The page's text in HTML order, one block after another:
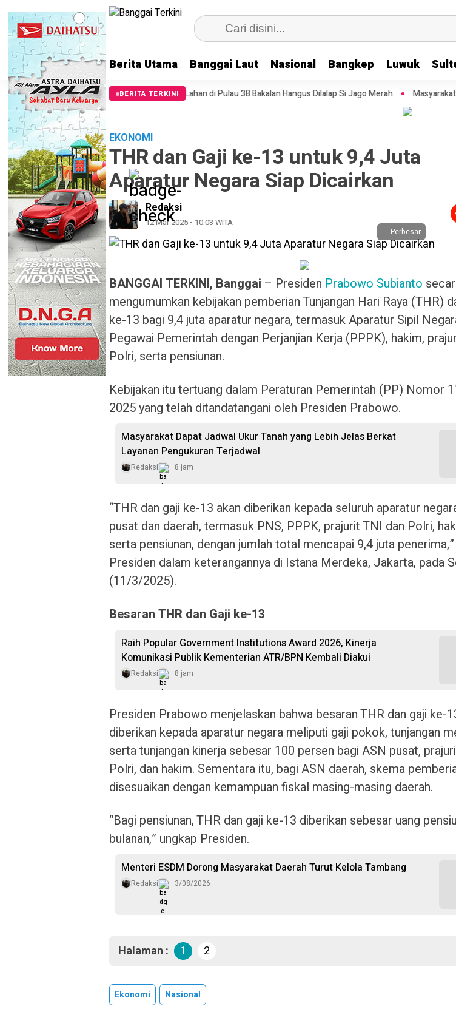
Berita Utama Banggai Laut Nasional Bangkep Luwuk
BERITA TERKINI
Picu Kebakaran, 11 Hektare Lahan di Pulau 3B Bakalan Hangus Dilalap Si Jago Merah Masyarakat Dapat Jadwal
EKONOMI
THR dan Gaji ke-13 untuk 9,4 Juta
Aparatur Negara Siap Dicairkan
Redaksi
12 Mar 2025 - 10:03 WITA
Perbesar
BANGGAI TERKINI, Banggai – Presiden Prabowo Subianto
mengumumkan kebijakan pemberian Tunjangan Hari Raya (THR)
ke-13 bagi 9,4 juta aparatur negara, termasuk Aparatur Sipil
Pegawai Pemerintah dengan Perjanjian Kerja (PPPK), hakim,
Polri, serta pensiunan.
Kebijakan itu tertuang dalam Peraturan Pemerintah (PP) Nomor
2025 yang telah ditandatangani oleh Presiden Prabowo.
Masyarakat Dapat Jadwal Ukur Tanah yang Lebih Jelas Berkat
Layanan Pengukuran Terjadwal
Redaksi 8 jam
“THR dan gaji ke-13 akan diberikan kepada seluruh aparatur
pusat dan daerah, termasuk PNS, PPPK, prajurit TNI dan Polri,
serta pensiunan, dengan jumlah total mencapai 9,4 juta
Presiden dalam keterangannya di Istana Merdeka, Jakarta, pada
(11/3/2025).
Besaran THR dan Gaji ke-13
Raih Popular Government Institutions Award 2026, Kinerja
Komunikasi Publik Kementerian ATR/BPN Kembali Diakui
Redaksi 8 jam
Presiden Prabowo menjelaskan bahwa besaran THR dan gaji ke-
diberikan kepada aparatur negara meliputi gaji pokok, tunjangan
serta tunjangan kinerja sebesar 100 persen bagi ASN pusat,
Polri, dan hakim. Sementara itu, bagi ASN daerah, skema
disesuaikan dengan kemampuan fiskal masing-masing daerah.
“Bagi pensiunan, THR dan gaji ke-13 diberikan sebesar uang
bulanan,” ungkap Presiden.
Menteri ESDM Dorong Masyarakat Daerah Turut Kelola Tambang
Redaksi 3/08/2026
Halaman : 1 2
Ekonomi Nasional